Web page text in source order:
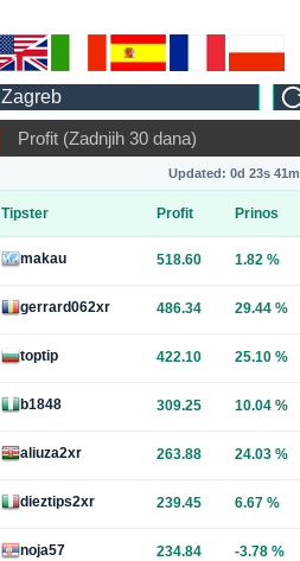
Profit (Zadnjih 30 dana)
Updated: 0d 23s 41m
Tipster Profit Prinos
makau 518.60 1.82 %
gerrard062xr 486.34 29.44 %
toptip 422.10 25.10 %
b1848 309.25 10.04 %
aliuza2xr 263.88 24.03 %
dieztips2xr 239.45 6.67 %
noja57 234.84 -3.78 %